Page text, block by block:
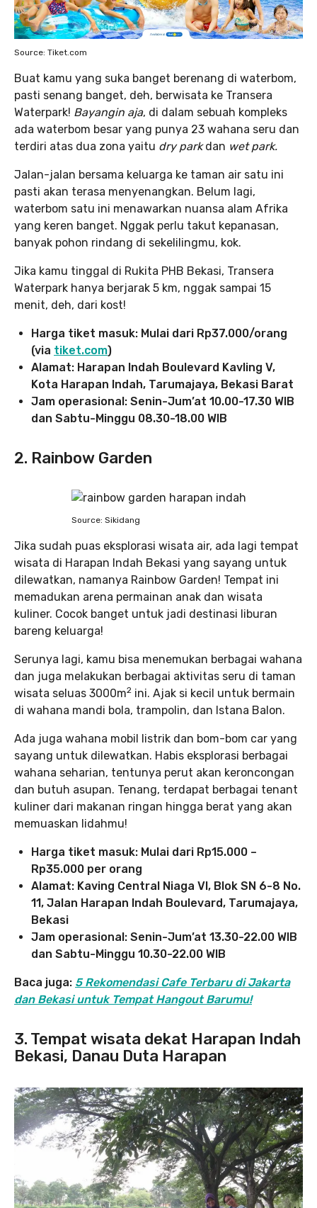
Source: Tiket.com
Buat kamu yang suka banget berenang di waterbom,
pasti senang banget, deh, berwisata ke Transera
Waterpark! Bayangin aja, di dalam sebuah kompleks
ada waterbom besar yang punya 23 wahana seru dan
terdiri atas dua zona yaitu dry parkdan wet park.
Jalan-jalan bersama keluarga ke taman air satu ini
pasti akan terasa menyenangkan. Belum lagi,
waterbom satu ini menawarkan nuansa alam Afrika
yang keren banget. Nggak perlu takut kepanasan,
banyak pohon rindang di sekelilingmu, kok.
Jika kamu tinggal di Rukita PHB Bekasi, Transera
Waterpark hanya berjarak 5 km, nggak sampai 15
menit, deh, dari kost!
Harga tiket masuk: Mulai dari Rp37.000/orang
(via tiket.com)
Alamat: Harapan Indah Boulevard Kavling V,
Kota Harapan Indah, Tarumajaya, Bekasi Barat
Jam operasional: Senin-Jum’at 10.00-17.30 WIB
dan Sabtu-Minggu 08.30-18.00 WIB
2. Rainbow Garden
Source: Sikidang
Jika sudah puas eksplorasi wisata air, ada lagi tempat
wisata di Harapan Indah Bekasi yang sayang untuk
dilewatkan, namanya Rainbow Garden! Tempat ini
memadukan arena permainan anak dan wisata
kuliner. Cocok banget untuk jadi destinasi liburan
bareng keluarga!
Serunya lagi, kamu bisa menemukan berbagai wahana
dan juga melakukan berbagai aktivitas seru di taman
wisata seluas 3000m2 ini. Ajak si kecil untuk bermain
di wahana mandi bola, trampolin, dan Istana Balon.
Ada juga wahana mobil listrik dan bom-bom car yang
sayang untuk dilewatkan. Habis eksplorasi berbagai
wahana seharian, tentunya perut akan keroncongan
dan butuh asupan. Tenang, terdapat berbagai tenant
kuliner dari makanan ringan hingga berat yang akan
memuaskan lidahmu!
Harga tiket masuk: Mulai dari Rp15.000 –
Rp35.000 per orang
Alamat: Kaving Central Niaga VI, Blok SN 6-8 No.
11, Jalan Harapan Indah Boulevard, Tarumajaya,
Bekasi
Jam operasional: Senin-Jum’at 13.30-22.00 WIB
dan Sabtu-Minggu 10.30-22.00 WIB
Baca juga: 5 Rekomendasi Cafe Terbaru di Jakarta
dan Bekasi untuk Tempat Hangout Barumu!
3. Tempat wisata dekat Harapan Indah
Bekasi, Danau Duta Harapan